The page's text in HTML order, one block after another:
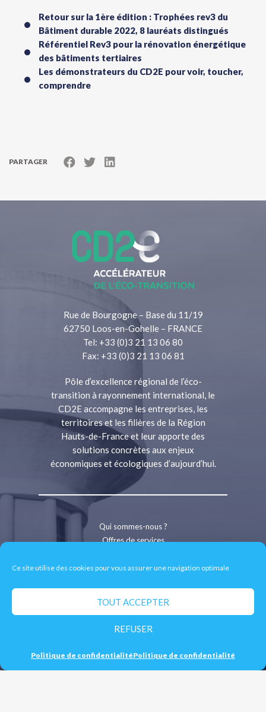
Ce site utilise des cookies pour vous assurer une navigation optimale
TOUT ACCEPTER
REFUSER
Politique de confidentialitéPolitique de confidentialité
Retour sur la 1ère édition : Trophées rev3 du
Bâtiment durable 2022, 8 lauréats distingués
Référentiel Rev3 pour la rénovation énergétique
des bâtiments tertiaires
Les démonstrateurs du CD2E pour voir, toucher,
comprendre
PARTAGER
Rue de Bourgogne – Base du 11/19
62750 Loos-en-Gohelle – FRANCE
Tel: +33 (0)3 21 13 06 80
Fax: +33 (0)3 21 13 06 81
Pôle d’excellence régional de l’éco-
transition à rayonnement international, le
CD2E accompagne les entreprises, les
territoires et les filières de la Région
Hauts-de-France et leur apporte des
solutions concrètes aux enjeux
économiques et écologiques d’aujourd’hui.
Qui sommes-nous ?
Offres de services
Économie circulaire
Centre de ressources